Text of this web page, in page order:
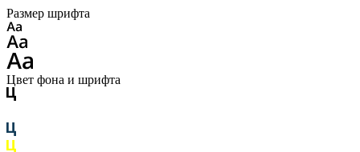
Размер шрифта
Цвет фона и шрифта